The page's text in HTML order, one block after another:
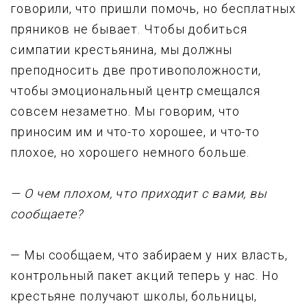
говорили, что пришли помочь, но бесплатных
пряников не бывает. Чтобы добиться
симпатии крестьянина, мы должны
преподносить две противоположности,
чтобы эмоциональный центр смещался
совсем незаметно. Мы говорим, что
приносим им и что-то хорошее, и что-то
плохое, но хорошего немного больше.
— О чем плохом, что пpиходит с вами, вы
сообщаете?
— Мы сообщаем, что забираем у них власть,
контрольный пакет акций теперь у нас. Но
кpестьяне полyчают школы, больницы,